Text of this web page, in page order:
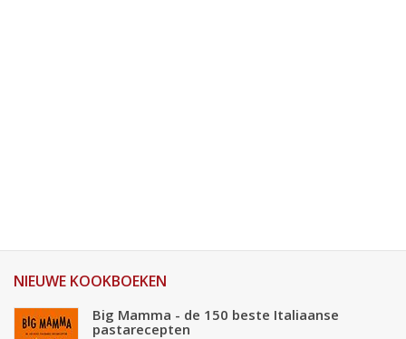
NIEUWE KOOKBOEKEN
Big Mamma - de 150 beste Italiaanse
pastarecepten